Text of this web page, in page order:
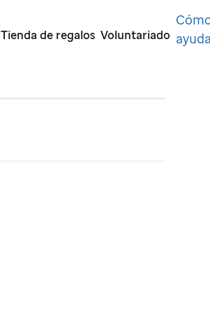
Tienda de regalos Voluntariado